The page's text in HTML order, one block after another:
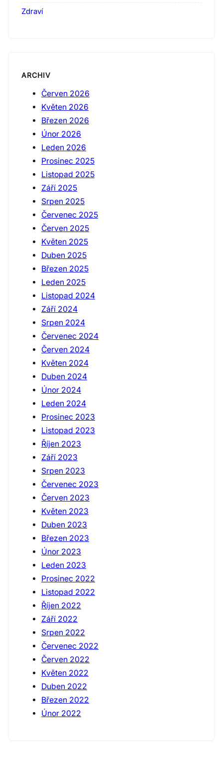
Zdraví
ARCHIV
Červen 2026
Květen 2026
Březen 2026
Únor 2026
Leden 2026
Prosinec 2025
Listopad 2025
Září 2025
Srpen 2025
Červenec 2025
Červen 2025
Květen 2025
Duben 2025
Březen 2025
Leden 2025
Listopad 2024
Září 2024
Srpen 2024
Červenec 2024
Červen 2024
Květen 2024
Duben 2024
Únor 2024
Leden 2024
Prosinec 2023
Listopad 2023
Říjen 2023
Září 2023
Srpen 2023
Červenec 2023
Červen 2023
Květen 2023
Duben 2023
Březen 2023
Únor 2023
Leden 2023
Prosinec 2022
Listopad 2022
Říjen 2022
Září 2022
Srpen 2022
Červenec 2022
Červen 2022
Květen 2022
Duben 2022
Březen 2022
Únor 2022